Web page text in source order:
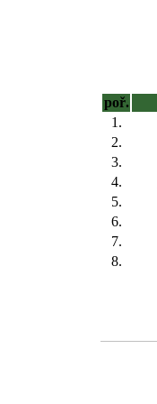
poř.
1.
2.
3.
4.
5.
6.
7.
8.